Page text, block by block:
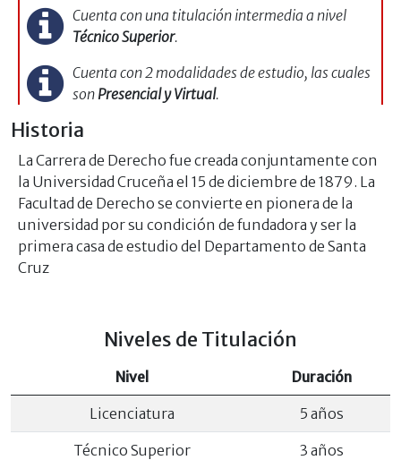
Cuenta con una titulación intermedia a nivel
Técnico Superior.
Cuenta con 2 modalidades de estudio, las cuales
son Presencial y Virtual.
Historia
La Carrera de Derecho fue creada conjuntamente con
la Universidad Cruceña el 15 de diciembre de 1879. La
Facultad de Derecho se convierte en pionera de la
universidad por su condición de fundadora y ser la
primera casa de estudio del Departamento de Santa
Cruz
Niveles de Titulación
Nivel Duración
Licenciatura 5 años
Técnico Superior 3 años